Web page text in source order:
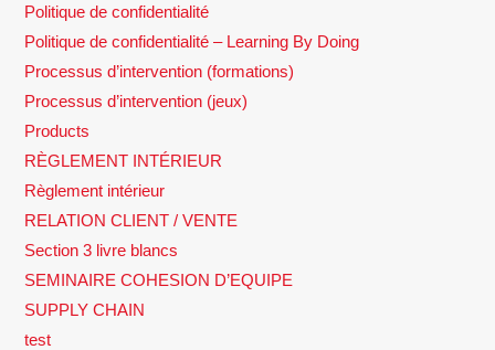
Politique de confidentialité
Politique de confidentialité – Learning By Doing
Processus d’intervention (formations)
Processus d’intervention (jeux)
Products
RÈGLEMENT INTÉRIEUR
Règlement intérieur
RELATION CLIENT / VENTE
Section 3 livre blancs
SEMINAIRE COHESION D’EQUIPE
SUPPLY CHAIN
test